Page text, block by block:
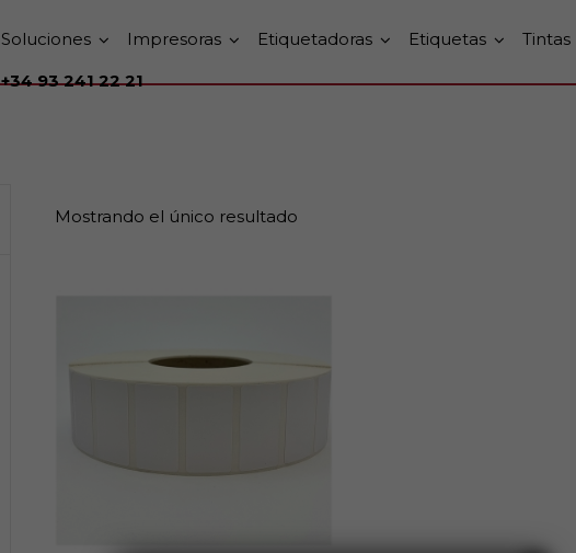
Soluciones Impresoras Etiquetadoras Etiquetas Tintas
+34 93 241 22 21
Mostrando el único resultado